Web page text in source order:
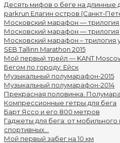
Десять мифов о беге на длинные
parkrun Елагин остров (Санкт-
Московский марафон — трилогия
Московский марафон — трилогия
Московский марафон – трилогия
SEB Tallinn Marathon 2015
Мой первый трейл — KANT
Бегом по городу: Ейск
Музыкальный полумарафон-2015
Музыкальный полумарафон-2014
Прекрасная половинка.
Компрессионные гетры для бега
Барт Яссо и его 800 метров
Гаджеты для бега: от
спортивных...
Мой первый забег на 10 км